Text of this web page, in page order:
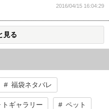
2016/04/15 16:04:29
見る
福袋ネタバレ
トギャラリー ペット